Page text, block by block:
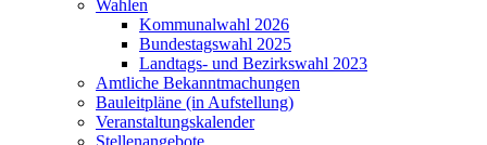
Wahlen
Kommunalwahl 2026
Bundestagswahl 2025
Landtags- und Bezirkswahl 2023
Amtliche Bekanntmachungen
Bauleitpläne (in Aufstellung)
Veranstaltungskalender
Stellenangebote